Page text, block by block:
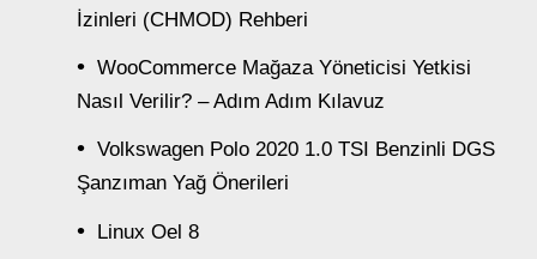
İzinleri (CHMOD) Rehberi
WooCommerce Mağaza Yöneticisi Yetkisi
Nasıl Verilir? – Adım Adım Kılavuz
Volkswagen Polo 2020 1.0 TSI Benzinli DGS
Şanzıman Yağ Önerileri
Linux Oel 8